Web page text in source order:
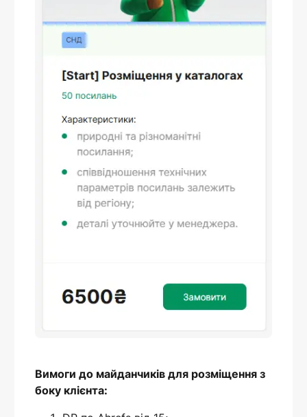
Вимоги до майданчиків для розміщення з
боку клієнта: